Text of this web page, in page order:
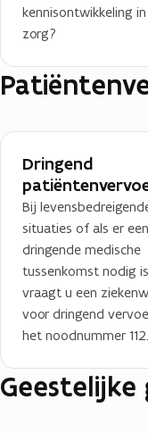
kennisontwikkeling
zorg?
Dringend
Bij
situaties of als er een
dringende medische
tussenkomst nodig
vraagt u een
voor dringend
het noodnummer 112.
Geestelijke